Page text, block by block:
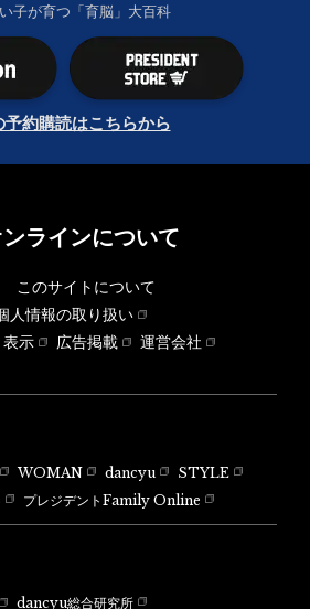
子が育つ「育脳」大百科
予約購読はこちらから
ラインについて
このサイトについて
人情報の取り扱い
表示
広告掲載
運営会社
WOMAN dancyu
STYLE
プレジデントFamily Online
dancyu総合研究所